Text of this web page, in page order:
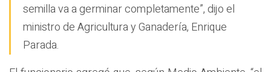
semilla va a germinar completamente”, dijo el
ministro de Agricultura y Ganadería, Enrique
Parada.